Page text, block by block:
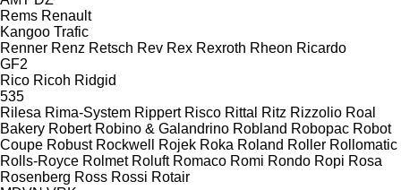
Rems Renault
Kangoo Trafic
Renner Renz Retsch Rev Rex Rexroth Rheon Ricardo
GF2
Rico Ricoh Ridgid
535
Rilesa Rima-System Rippert Risco Rittal Ritz Rizzolio Roal
Bakery Robert Robino & Galandrino Robland Robopac Robot
Coupe Robust Rockwell Rojek Roka Roland Roller Rollomatic
Rolls-Royce Rolmet Roluft Romaco Romi Rondo Ropi Rosa
Rosenberg Ross Rossi Rotair